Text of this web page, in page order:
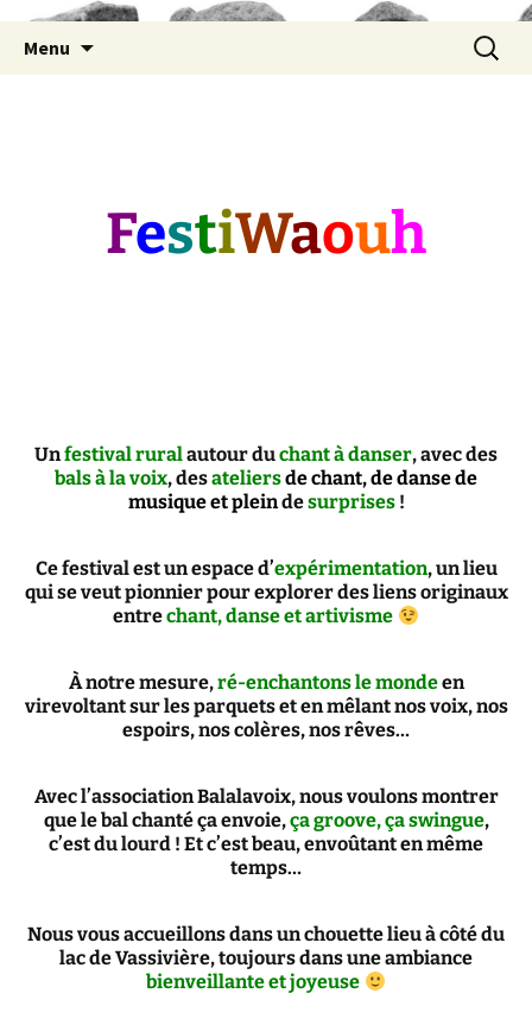
Menu
FestiWaouh
Unfestival ruralautour duchant à danser, avec des
bals à la voix, desateliersde chant, de danse de
musique et pleindesurprises!
Ce festival est un espace d’expérimentation, un lieu
qui se veut pionnier pour explorer des liens originaux
entrechant, danse et artivisme
À notre mesure,ré-enchantons le mondeen
virevoltant sur les parquets et en mêlant nos voix, nos
espoirs, nos colères, nos rêves…
Avec l’association Balalavoix, nous voulons montrer
que le bal chanté ça envoie,ça groove, ça swingue,
c’est du lourd ! Et c’est beau, envoûtant en même
temps…
Nous vous accueillons dans un chouette lieu à côté du
lac de Vassivière, toujours dans une ambiance
bienveillante et joyeuse